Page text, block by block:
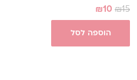
₪15
₪10
הוספה לסל